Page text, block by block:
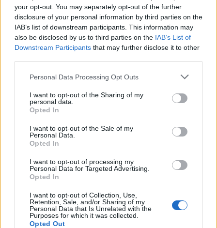
your opt-out. You may separately opt-out of the further
disclosure of your personal information by third parties on the
IAB’s list of downstream participants. This information may
also be disclosed by us to third parties on the IAB’s List of
Downstream Participants that may further disclose it to other
Personal Data Processing Opt Outs
I want to opt-out of the Sharing of my
personal data.
Opted In
I want to opt-out of the Sale of my
Personal Data.
Opted In
I want to opt-out of processing my
Personal Data for Targeted Advertising.
Opted In
I want to opt-out of Collection, Use,
Retention, Sale, and/or Sharing of my
Personal Data that Is Unrelated with the
Purposes for which it was collected.
Opted Out
veškerá práva. Publikování nebo další šíření obsahu ze zdrojů ČTK
strany ČTK.
Dále čtěte |
V Japonsku, které bojuje s
extrémními vedry, uhynuly
Safari Park Dvůr Králové nad
Zubří stádo v olomoucké zoo